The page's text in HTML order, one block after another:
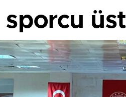
sporcu